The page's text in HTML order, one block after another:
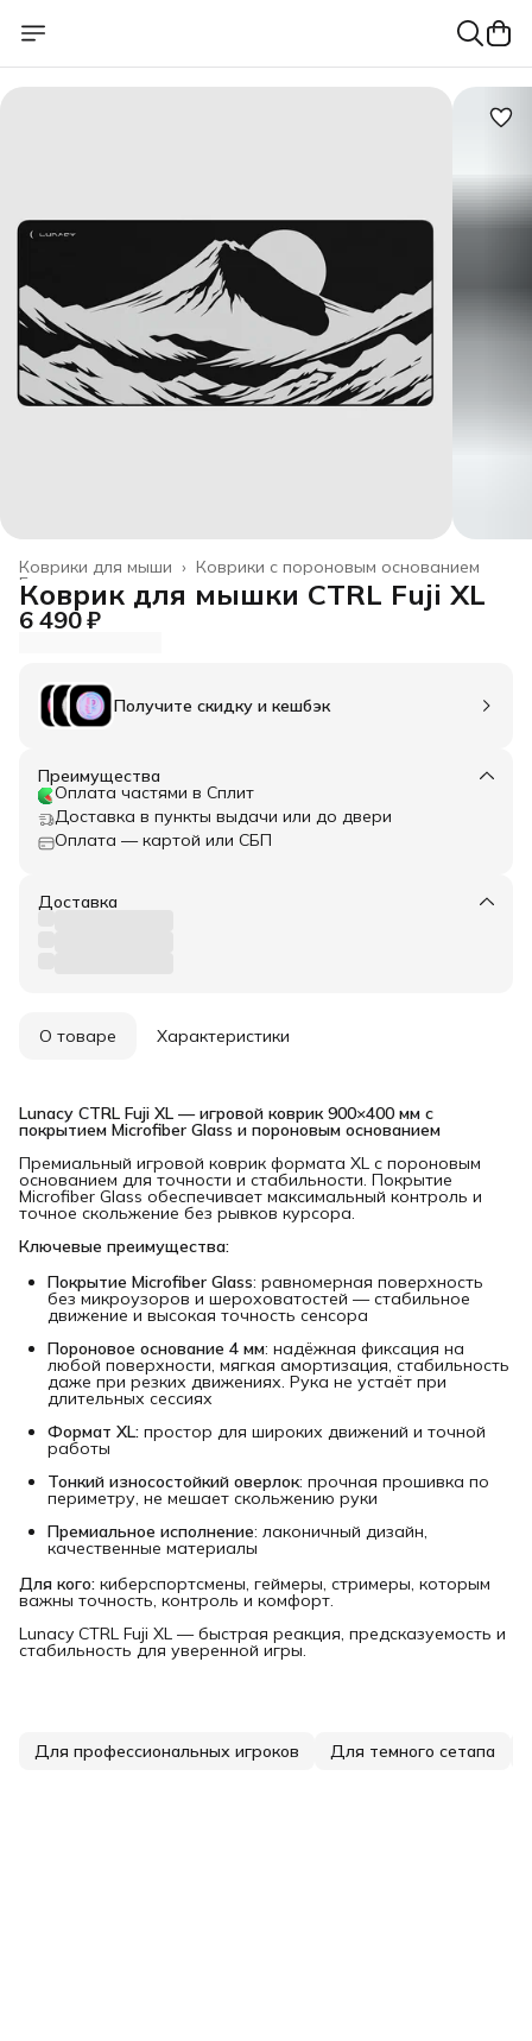
Коврики с пороновым основанием
Коврики для мыши ›
Главная
Коврик для мышки CTRL Fuji XL
6 490 ₽
Получите скидку и кешбэк
Преимущества
Оплата частями в Сплит
Доставка в пункты выдачи или до двери
Оплата — картой или СБП
Доставка
О товаре Характеристики
Lunacy CTRL Fuji XL — игровой коврик 900×400 мм с
покрытием Microfiber Glass и пороновым основанием
Премиальный игровой коврик формата XL с пороновым
основанием для точности и стабильности. Покрытие
Microfiber Glass обеспечивает максимальный контроль и
точное скольжение без рывков курсора.
Ключевые преимущества:
Покрытие Microfiber Glass: равномерная поверхность
без микроузоров и шероховатостей — стабильное
движение и высокая точность сенсора
Пороновое основание 4 мм: надёжная фиксация на
любой поверхности, мягкая амортизация, стабильность
даже при резких движениях. Рука не устаёт при
длительных сессиях
Формат XL: простор для широких движений и точной
работы
Тонкий износостойкий оверлок: прочная прошивка по
периметру, не мешает скольжению руки
Премиальное исполнение: лаконичный дизайн,
качественные материалы
Для кого: киберспортсмены, геймеры, стримеры, которым
важны точность, контроль и комфорт.
Lunacy CTRL Fuji XL — быстрая реакция, предсказуемость и
стабильность для уверенной игры.
Для профессиональных игроков Для темного сетапа